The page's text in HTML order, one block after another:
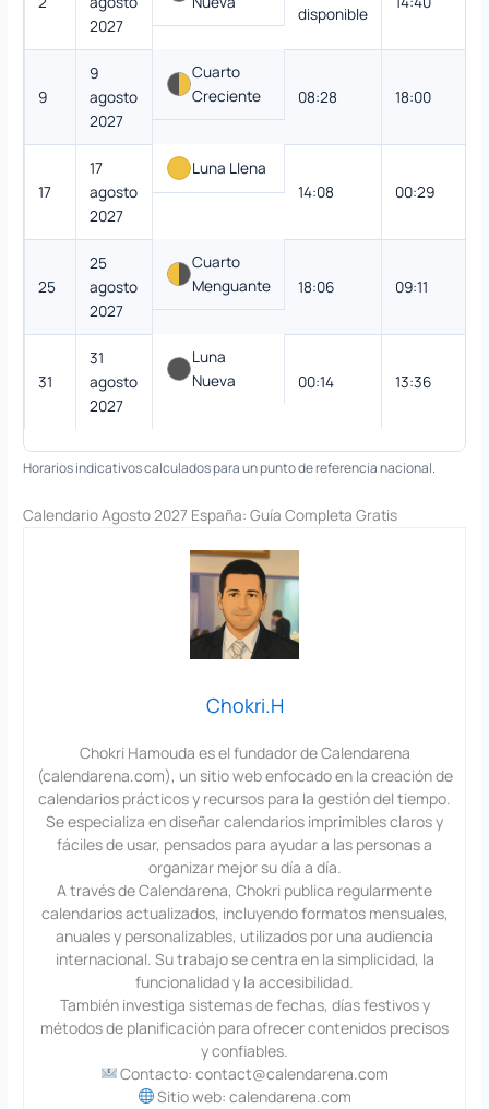
2027
disponible
9
9
agosto
2027
Cuarto
Creciente
08:28 18:00
17
17
agosto
2027
Luna Llena
14:08
00:29
25
25
agosto
2027
Cuarto
Menguante
18:06 09:11
31
31
agosto
2027
Luna
Nueva
00:14 13:36
Horarios indicativos calculados para un punto de referencia nacional.
Calendario Agosto 2027 España: Guía Completa Gratis
Chokri.H
Chokri Hamouda es el fundador de Calendarena
(calendarena.com), un sitio web enfocado en la creación de
calendarios prácticos y recursos para la gestión del tiempo.
Se especializa en diseñar calendarios imprimibles claros y
fáciles de usar, pensados para ayudar a las personas a
organizar mejor su día a día.
A través de Calendarena, Chokri publica regularmente
calendarios actualizados, incluyendo formatos mensuales,
anuales y personalizables, utilizados por una audiencia
internacional. Su trabajo se centra en la simplicidad, la
funcionalidad y la accesibilidad.
También investiga sistemas de fechas, días festivos y
métodos de planificación para ofrecer contenidos precisos
y confiables.
Contacto: contact@calendarena.com
Sitio web: calendarena.com